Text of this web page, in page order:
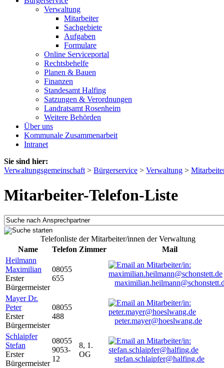
Verwaltung
Mitarbeiter
Sachgebiete
Aufgaben
Formulare
Online Serviceportal
Rechtsbehelfe
Planen & Bauen
Finanzen
Standesamt Halfing
Satzungen & Verordnungen
Landratsamt Rosenheim
Weitere Behörden
Über uns
Kommunale Zusammenarbeit
Intranet
Sie sind hier:
Verwaltungsgemeinschaft > Bürgerservice > Verwaltung >
Mitarbeiter-Telefon-Liste
Telefonliste der Mitarbeiter/innen der Verwaltung
Name
Telefon Zimmer
Mail
Heilmann
Maximilian
Erster
Bürgermeister
08055
655
Mayer Dr.
Peter
Erster
Bürgermeister
08055
488
peter.mayer@hoeslwang.de
Schlaipfer
Stefan
Erster
Bürgermeister
08055
9053-
12
8, 1.
OG
stefan.schlaipfer@halfing.de